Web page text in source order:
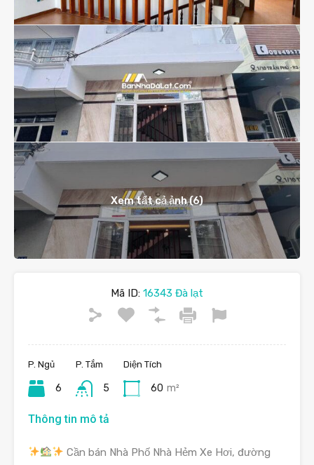
Xem tất cả ảnh (6)
Mã ID: 16343 Đà lạt
P. Ngủ
6
P. Tắm
5
Diện Tích
60 m²
Thông tin mô tả
Cần bán Nhà Phố Nhà Hẻm Xe Hơi, đường